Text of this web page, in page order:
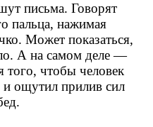
письма. Говорят
пальца, нажимая
Может показаться,
А на самом деле —
того, чтобы человек
ощутил прилив сил